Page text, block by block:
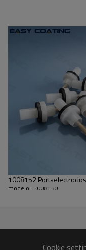
1008152
modelo : 1008150
Cookie